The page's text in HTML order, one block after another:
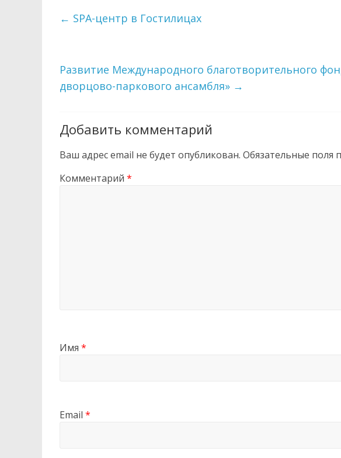
← SPA-центр в Гостилицах
Развитие Международного благотворительного
дворцово-паркового ансамбля» →
Добавить комментарий
Ваш адрес email не будет опубликован. Обязательные поля
Комментарий *
Имя *
Email *